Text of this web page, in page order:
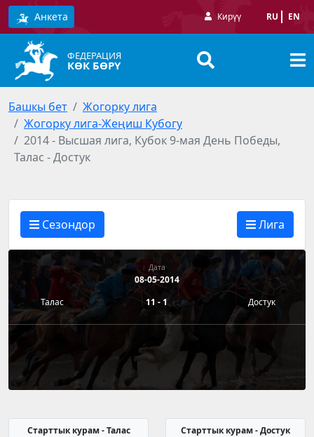
Анкета Кирүү RU EN
ФЕДЕРАЦИЯ
КӨК БӨРҮ
Башкы бет
Жогорку лига
Жогорку лига-Жеңиш Кубогу
2014 - Высшая лига, Кубок 9-мая День Победы,
Талас - Достук
Сезондор Лига
Дата
08-05-2014
Талас
11 - 1 Достук
Старттык курам - Талас Старттык курам - Достук